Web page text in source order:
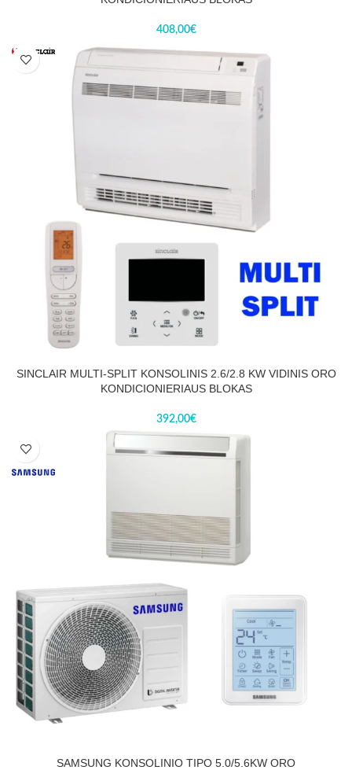
408,00€
SINCLAIR MULTI-SPLIT KONSOLINIS 2.6/2.8 KW VIDINIS ORO
KONDICIONIERIAUS BLOKAS
392,00€
-20%
SAMSUNG KONSOLINIO TIPO 5.0/5.6KW ORO